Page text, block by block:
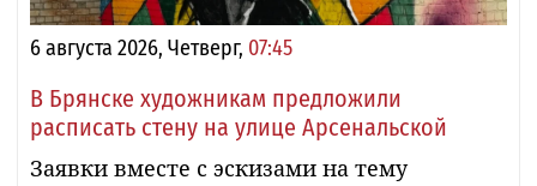
6 августа 2026, Четверг, 07:45
В Брянске художникам предложили
расписать стену на улице Арсенальской
Заявки вместе с эскизами на тему